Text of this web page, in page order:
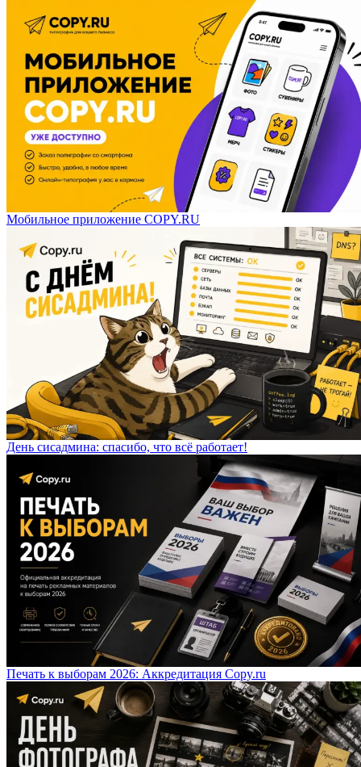
Мобильное приложение COPY.RU
День сисадмина: спасибо, что всё работает!
Печать к выборам 2026: Аккредитация Copy.ru